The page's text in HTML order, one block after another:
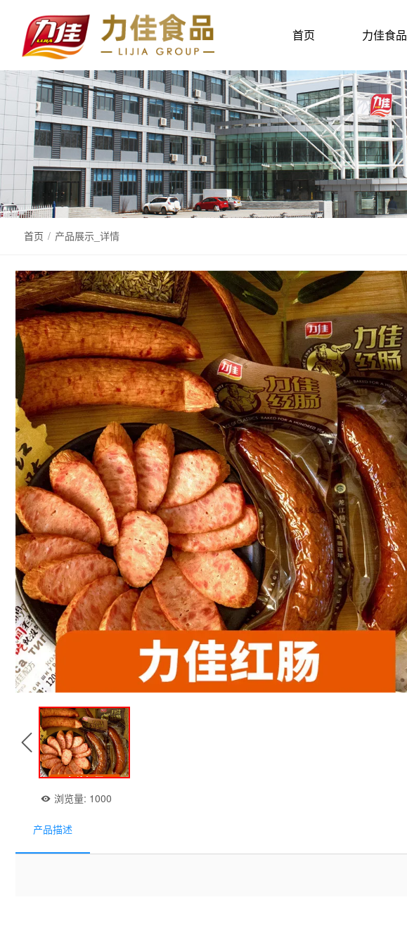
首页 力佳食品
首页 / 产品展示_详情
浏览量: 1000
产品描述